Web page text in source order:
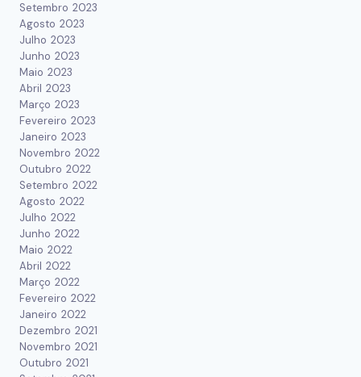
Setembro 2023
Agosto 2023
Julho 2023
Junho 2023
Maio 2023
Abril 2023
Março 2023
Fevereiro 2023
Janeiro 2023
Novembro 2022
Outubro 2022
Setembro 2022
Agosto 2022
Julho 2022
Junho 2022
Maio 2022
Abril 2022
Março 2022
Fevereiro 2022
Janeiro 2022
Dezembro 2021
Novembro 2021
Outubro 2021